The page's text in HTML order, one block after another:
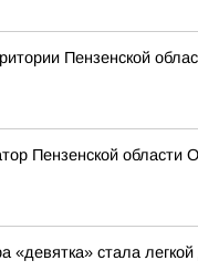
Пензенской
Пензенской
«девятка» стала